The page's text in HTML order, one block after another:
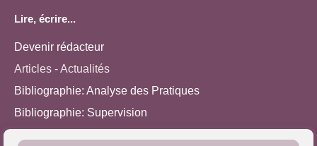
Lire, écrire...
Devenir rédacteur
Articles - Actualités
Bibliographie: Analyse des Pratiques
Bibliographie: Supervision